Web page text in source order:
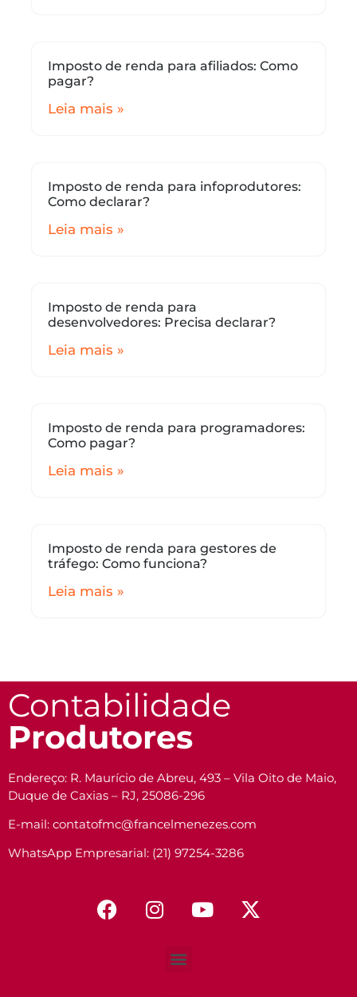
Imposto de renda para afiliados: Como
pagar?
Leia mais »
Imposto de renda para infoprodutores:
Como declarar?
Leia mais »
Imposto de renda para
desenvolvedores: Precisa declarar?
Leia mais »
Imposto de renda para programadores:
Como pagar?
Leia mais »
Imposto de renda para gestores de
tráfego: Como funciona?
Leia mais »
Contabilidade
Produtores
Endereço: R. Maurício de Abreu, 493 – Vila Oito de Maio,
Duque de Caxias – RJ, 25086-296
E-mail: contatofmc@francelmenezes.com
WhatsApp Empresarial: (21) 97254-3286